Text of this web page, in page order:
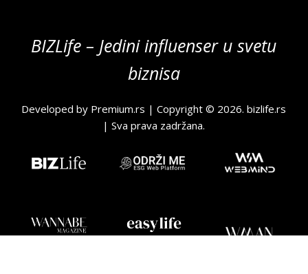
BIZLife – Jedini influenser u svetu
biznisa
Developed by Premium.rs | Copyright © 2026.bizlife.rs
| Sva prava zadržana.